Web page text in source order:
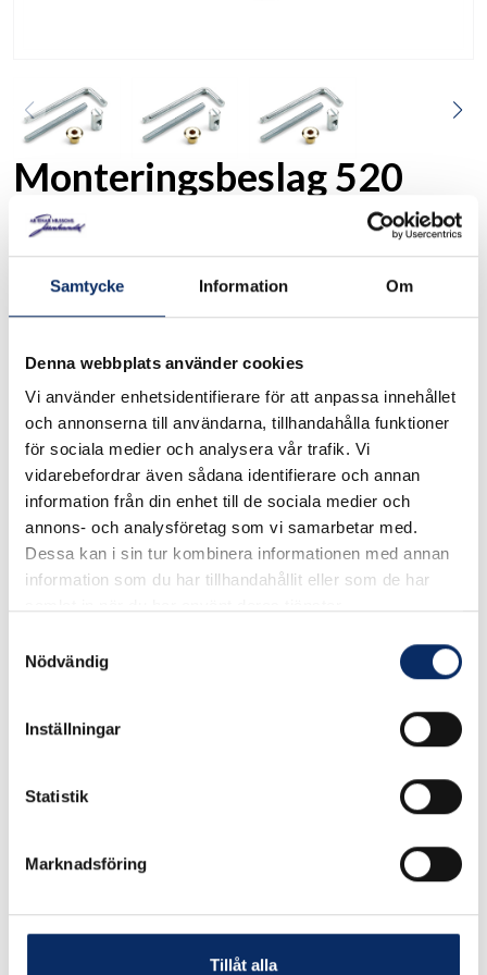
Samtycke Information Om
Denna webbplats använder cookies
Vi använder enhetsidentifierare för att anpassa innehållet
och annonserna till användarna, tillhandahålla funktioner
för sociala medier och analysera vår trafik. Vi
vidarebefordrar även sådana identifierare och annan
information från din enhet till de sociala medier och
annons- och analysföretag som vi samarbetar med.
Dessa kan i sin tur kombinera informationen med annan
information som du har tillhandahållit eller som de har
Nödvändig
Inställningar
Statistik
Marknadsföring
Tillåt alla
Monteringsbeslag 520
Art. nr:30893
Monteringsbeslag i sats om 4 st sargsprintar M6x20 mm, 4 st
pinnbultar M6x70 mm samt 4 st toppmutter med 15 mm
30 mm. MI8581 Sprintlängd 14 mm.
I lager
VäljYtbehandling
Välj Ytbehandling
remove
100kr
Lägg i varukorg
Liknande produkter